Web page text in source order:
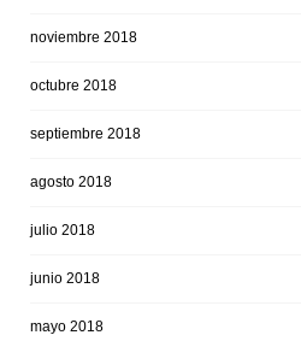
noviembre 2018
octubre 2018
septiembre 2018
agosto 2018
julio 2018
junio 2018
mayo 2018